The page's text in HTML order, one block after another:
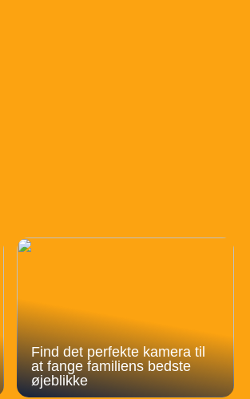
Find det perfekte kamera til
at fange familiens bedste
øjeblikke